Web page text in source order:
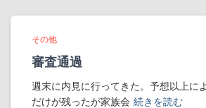
その他
審査通過
週末に内見に行ってきた。予想以上に
だけが残ったが家族会 続きを読む